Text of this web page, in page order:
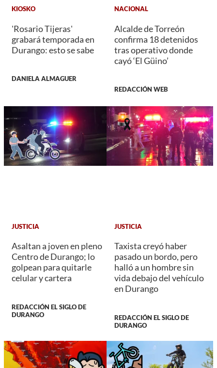
KIOSKO
'Rosario Tijeras'
grabará temporada en
Durango: esto se sabe
DANIELA ALMAGUER
NACIONAL
Alcalde de Torreón
confirma 18 detenidos
tras operativo donde
cayó ‘El Güino’
REDACCIÓN WEB
JUSTICIA
Asaltan a joven en pleno
Centro de Durango; lo
golpean para quitarle
celular y cartera
REDACCIÓN EL SIGLO DE
DURANGO
JUSTICIA
Taxista creyó haber
pasado un bordo, pero
halló a un hombre sin
vida debajo del vehículo
en Durango
REDACCIÓN EL SIGLO DE
DURANGO